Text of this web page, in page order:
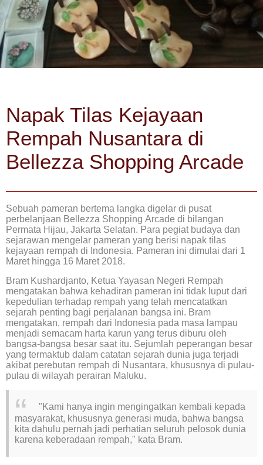
Napak Tilas Kejayaan
Rempah Nusantara di
Bellezza Shopping Arcade
Sebuah pameran bertema langka digelar di pusat
perbelanjaan Bellezza Shopping Arcade di bilangan
Permata Hijau, Jakarta Selatan. Para pegiat budaya dan
sejarawan mengelar pameran yang berisi napak tilas
kejayaan rempah di Indonesia. Pameran ini dimulai dari 1
Maret hingga 16 Maret 2018.
Bram Kushardjanto, Ketua Yayasan Negeri Rempah
mengatakan bahwa kehadiran pameran ini tidak luput dari
kepedulian terhadap rempah yang telah mencatatkan
sejarah penting bagi perjalanan bangsa ini. Bram
mengatakan, rempah dari Indonesia pada masa lampau
menjadi semacam harta karun yang terus diburu oleh
bangsa-bangsa besar saat itu. Sejumlah peperangan besar
yang termaktub dalam catatan sejarah dunia juga terjadi
akibat perebutan rempah di Nusantara, khususnya di pulau-
pulau di wilayah perairan Maluku.
"Kami hanya ingin mengingatkan kembali kepada
masyarakat, khususnya generasi muda, bahwa bangsa
kita dahulu pernah jadi perhatian seluruh pelosok dunia
karena keberadaan rempah," kata Bram.